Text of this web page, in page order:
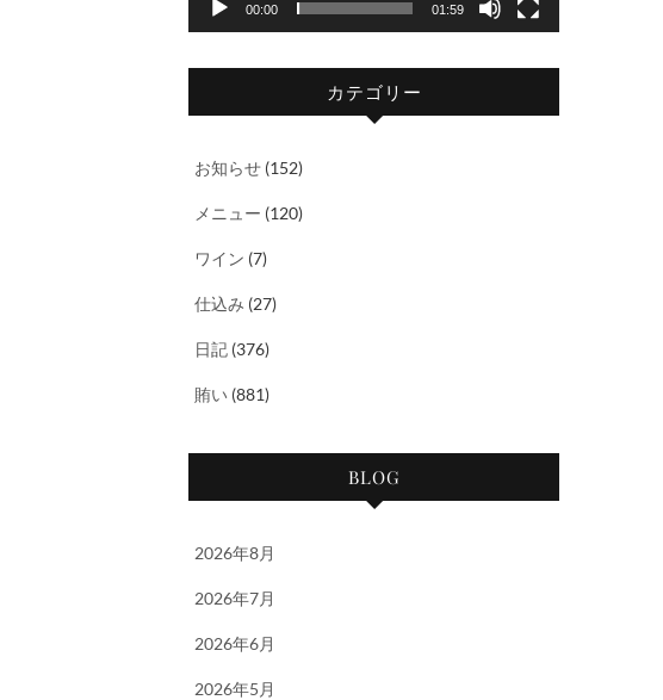
00:00 01:59
カテゴリー
お知らせ (152)
メニュー (120)
ワイン (7)
仕込み (27)
日記 (376)
賄い (881)
BLOG
2026年8月
2026年7月
2026年6月
2026年5月